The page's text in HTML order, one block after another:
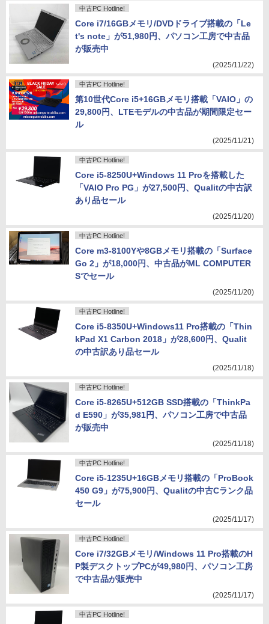
中古PC Hotline!
Core i7/16GBメモリ/DVDドライブ搭載の「Le
t's note」が51,980円、パソコン工房で中古品
が販売中
(2025/11/22)
中古PC Hotline!
第10世代Core i5+16GBメモリ搭載「VAIO」の
29,800円、LTEモデルの中古品が期間限定セー
ル
(2025/11/21)
中古PC Hotline!
Core i5-8250U+Windows 11 Proを搭載した
「VAIO Pro PG」が27,500円、Qualitの中古訳
あり品セール
(2025/11/20)
中古PC Hotline!
Core m3-8100Yや8GBメモリ搭載の「Surface
Go 2」が18,000円、中古品がML COMPUTER
Sでセール
(2025/11/20)
中古PC Hotline!
Core i5-8350U+Windows11 Pro搭載の「Thin
kPad X1 Carbon 2018」が28,600円、Qualit
の中古訳あり品セール
(2025/11/18)
中古PC Hotline!
Core i5-8265U+512GB SSD搭載の「ThinkPa
d E590」が35,981円、パソコン工房で中古品
が販売中
(2025/11/18)
中古PC Hotline!
Core i5-1235U+16GBメモリ搭載の「ProBook
450 G9」が75,900円、Qualitの中古Cランク品
セール
(2025/11/17)
中古PC Hotline!
Core i7/32GBメモリ/Windows 11 Pro搭載のH
P製デスクトップPCが49,980円、パソコン工房
で中古品が販売中
(2025/11/17)
中古PC Hotline!